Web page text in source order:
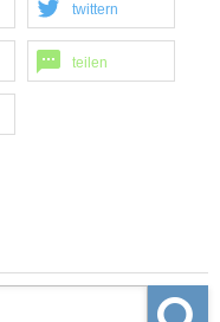
twittern
teilen